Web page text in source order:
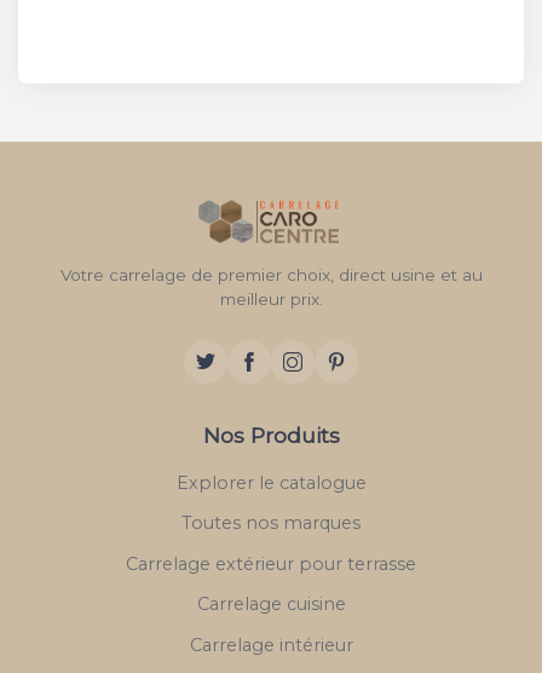
Votre carrelage de premier choix, direct usine et au
meilleur prix.
Nos Produits
Explorer le catalogue
Toutes nos marques
Carrelage extérieur pour terrasse
Carrelage cuisine
Carrelage intérieur